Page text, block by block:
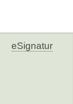
eSignatur